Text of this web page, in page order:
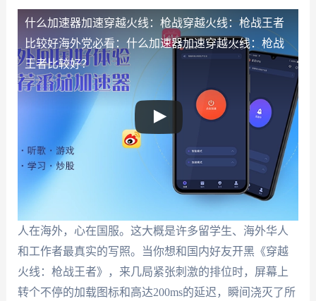
什么加速器加速穿越火线：枪战穿越火线：枪战王者
比较好海外党必看：什么加速器加速穿越火线：枪战
王者比较好？
人在海外，心在国服。这大概是许多留学生、海外华人
和工作者最真实的写照。当你想和国内好友开黑《穿越
火线：枪战王者》，来几局紧张刺激的排位时，屏幕上
转个不停的加载图标和高达200ms的延迟，瞬间浇灭了所